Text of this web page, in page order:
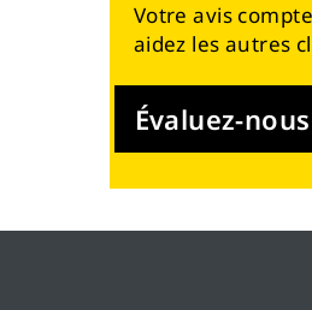
Votre avis
aidez les autres
Évaluez-